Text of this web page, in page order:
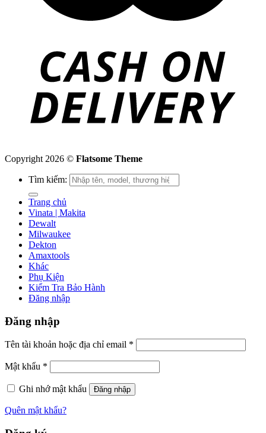
Copyright 2026 © Flatsome Theme
Tìm kiếm:
Trang chủ
Vinata | Makita
Dewalt
Milwaukee
Dekton
Amaxtools
Khác
Phụ Kiện
Kiểm Tra Bảo Hành
Đăng nhập
Đăng nhập
Tên tài khoản hoặc địa chỉ email *
Mật khẩu *
Ghi nhớ mật khẩu Đăng nhập
Quên mật khẩu?